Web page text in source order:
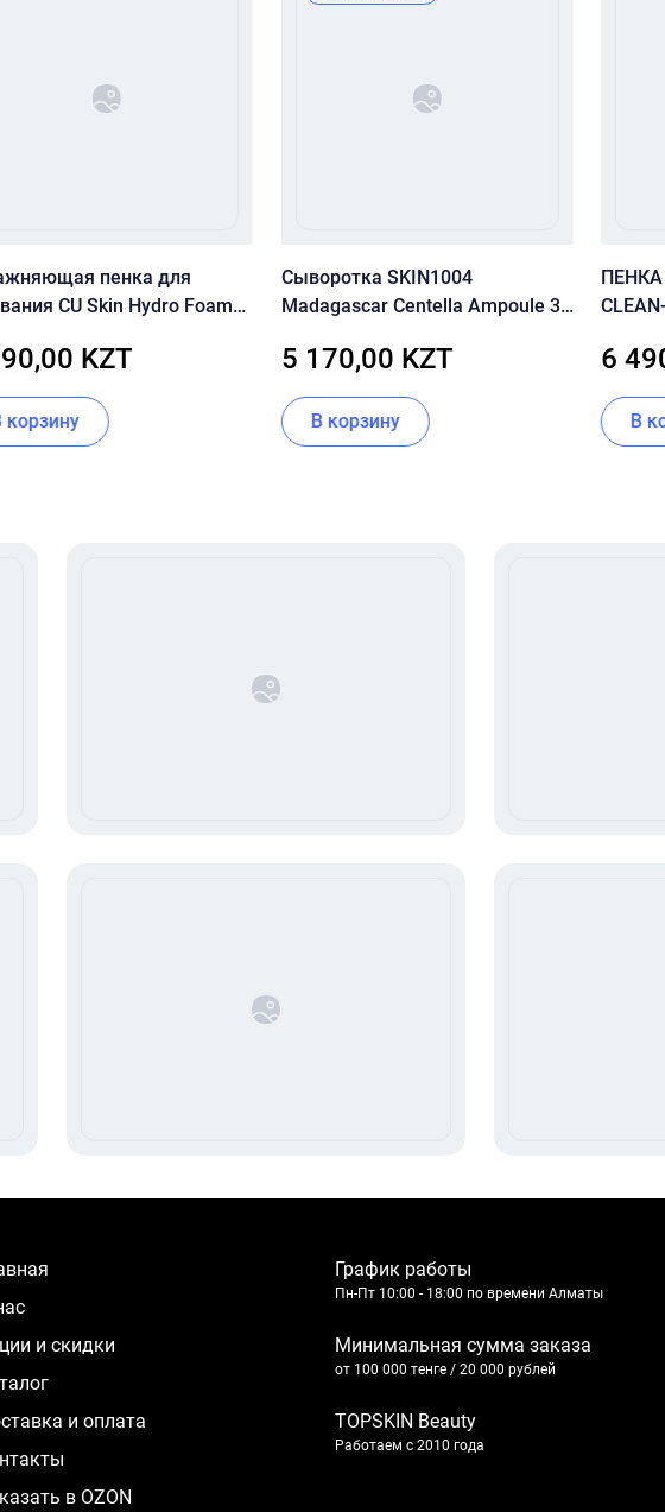
пенка для
CU Skin Hydro Foam
KZT
В корзину
Сыворотка SKIN1004
Madagascar Centella Ampoule 30
5 170,00 KZT
В корзину
6
В
нас
и скидки
и оплата
в OZON
График работы
Пн-Пт 10:00 - 18:00 по времени Алматы
Минимальная сумма заказа
от 100 000 тенге / 20 000 рублей
TOPSKIN Beauty
Работаем с 2010 года